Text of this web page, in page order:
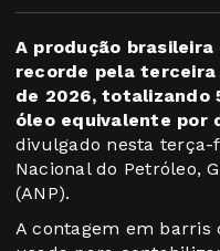
A produção
recorde pela
de 2026, totalizando
óleo equivalente por
divulgado nesta terça-
Nacional do Petróleo,
(ANP).
A contagem em barris